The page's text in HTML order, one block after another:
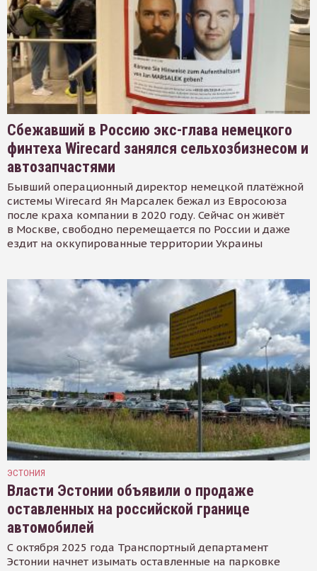
Сбежавший в Россию экс-глава немецкого
финтеха Wirecard занялся сельхозбизнесом и
автозапчастями
Бывший операционный директор немецкой платёжной
системы Wirecard Ян Марсалек бежал из Евросоюза
после краха компании в 2020 году. Сейчас он живёт
в Москве, свободно перемещается по России и даже
ездит на оккупированные территории Украины
ЭСТОНИЯ
Власти Эстонии объявили о продаже
оставленных на российской границе
автомобилей
С октября 2025 года Транспортный департамент
Эстонии начнет изымать оставленные на парковке